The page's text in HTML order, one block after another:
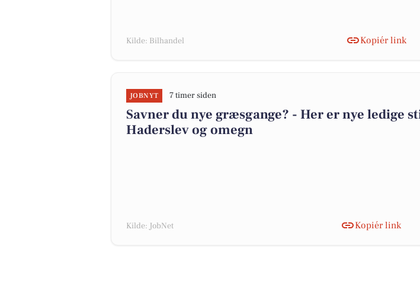
Kilde: Bilhandel Kopiér link
JOBNYT 7 timer siden
Savner du nye græsgange? - Her er nye ledige
Haderslev og omegn
Kilde: JobNet Kopiér link